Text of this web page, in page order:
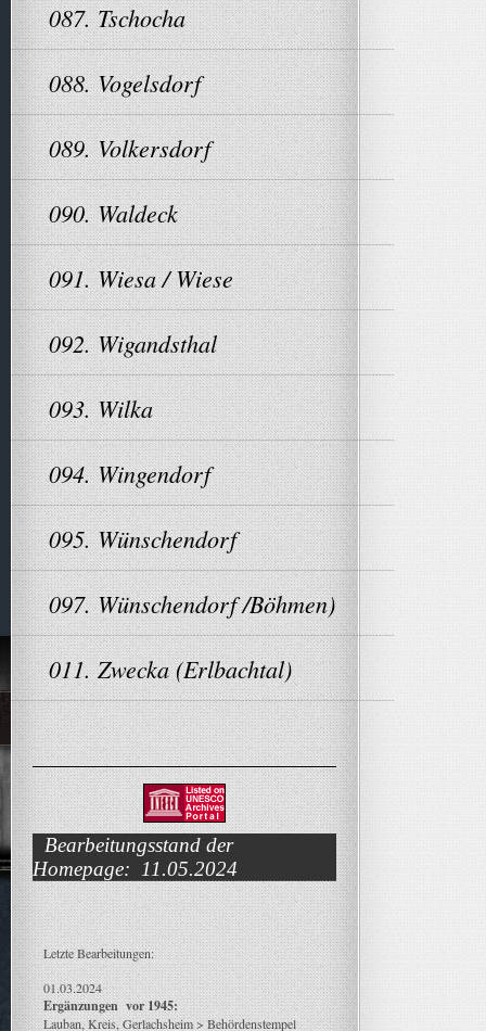
087. Tschocha
088. Vogelsdorf
089. Volkersdorf
090. Waldeck
091. Wiesa / Wiese
092. Wigandsthal
093. Wilka
094. Wingendorf
095. Wünschendorf
097. Wünschendorf /Böhmen)
011. Zwecka (Erlbachtal)
Bearbeitungsstand der
Homepage: 11.05.2024
Letzte Bearbeitungen:
01.03.2024
Ergänzungen vor 1945:
Lauban, Kreis, Gerlachsheim > Behördenstempel